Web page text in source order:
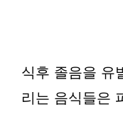
식후 졸음을 유
리는 음식들은